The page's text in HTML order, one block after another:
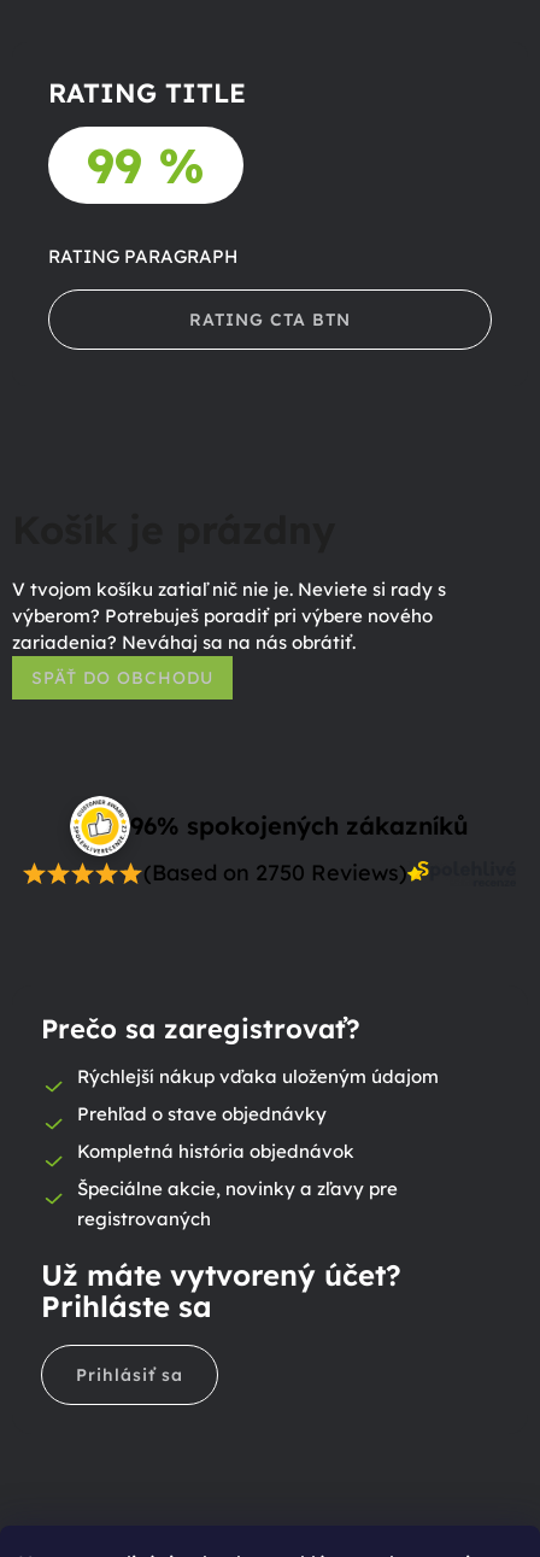
RATING TITLE
99 %
RATING PARAGRAPH
RATING CTA BTN
V tvojom košíku zatiaľ nič nie je. Neviete si rady s
výberom? Potrebuješ poradiť pri výbere nového
zariadenia? Neváhaj sa na nás obrátiť.
SPÄŤ DO OBCHODU
96% spokojených zákazníků
(Based on 2750 Reviews)
Prečo sa zaregistrovať?
Rýchlejší nákup vďaka uloženým údajom
Prehľad o stave objednávky
Kompletná história objednávok
Špeciálne akcie, novinky a zľavy pre
registrovaných
Už máte vytvorený účet?
Prihláste sa
Prihlásiť sa